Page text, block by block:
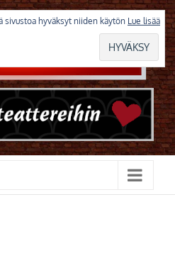
sivustoa hyväksyt niiden käytön Lue lisää